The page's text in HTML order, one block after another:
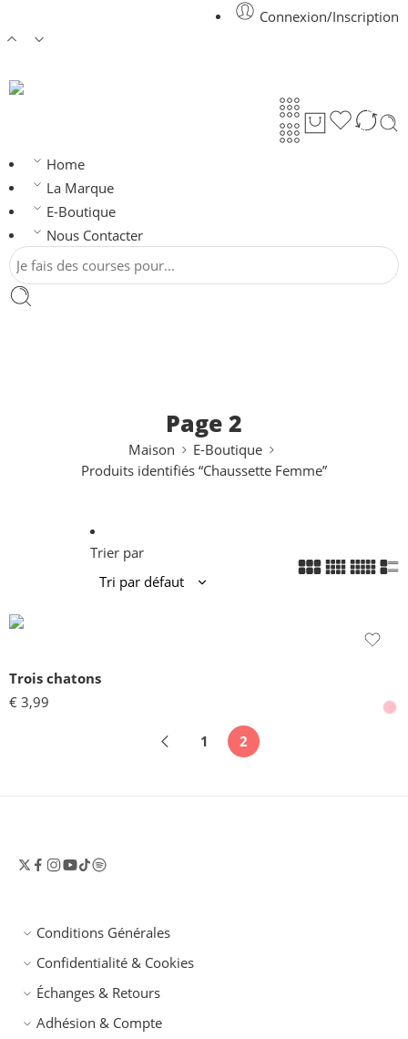
Connexion/Inscription
Home
La Marque
E-Boutique
Nous Contacter
Page 2
Maison
E-Boutique
Produits identifiés “Chaussette Femme”
Trier par
Trois chatons
€ 3,99
1 2
Conditions Générales
Confidentialité & Cookies
Échanges & Retours
Adhésion & Compte